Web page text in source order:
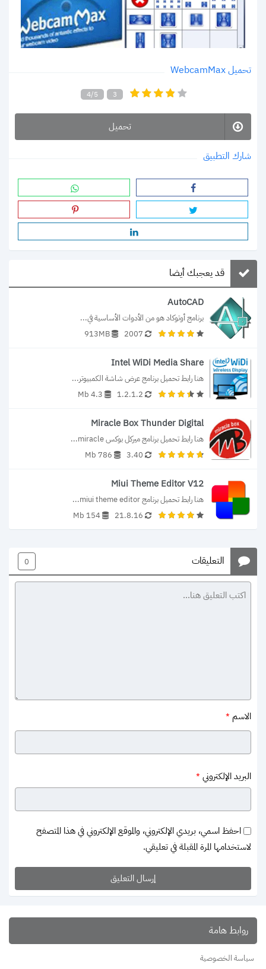
تحميل WebcamMax
4/5 3
تحميل
شارك التطبيق
قد يعجبك أيضا
AutoCAD
برنامج أوتوكاد هو من الأدوات الأساسية في...
2007
913MB
Intel WiDi Media Share
هنا رابط تحميل برنامج عرض شاشة الكمبيوتر...
1.2.1.2
4.3 Mb
Miracle Box Thunder Digital
هنا رابط تحميل برنامج ميركل بوكس miracle...
3.40
786 Mb
Miui Theme Editor V12
هنا رابط تحميل برنامج miui theme editor...
21.8.16
154 Mb
التعليقات 0
الاسم *
البريد الإلكتروني *
احفظ اسمي، بريدي الإلكتروني، والموقع الإلكتروني في هذا المتصفح
لاستخدامها المرة المقبلة في تعليقي.
روابط هامة
سياسة الخصوصية